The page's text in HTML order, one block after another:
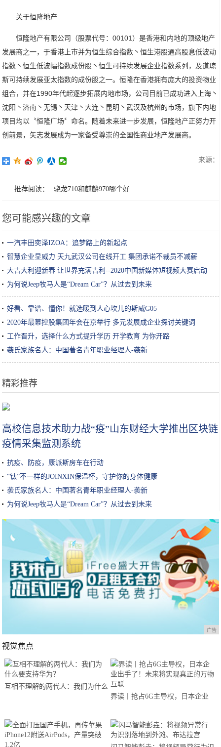
关于恒隆地产
恒隆地产有限公司（股票代号：00101）是香港和内地的顶级地产
发展商之一，于香港上市并为恒生综合指数丶恒生港股通高股息低波动
指数丶恒生低波幅指数成份股丶恒生可持续发展企业指数系列，及道琼
斯可持续发展亚太指数的成份股之一。恒隆在香港拥有庞大的投资物业
组合，并在1990年代起逐步拓展内地市场，公司目前已成功进入上海丶
沈阳丶济南丶无锡丶天津丶大连丶昆明丶武汉及杭州的市场，旗下内地
项目均以〝恒隆广场〞命名。随着未来进一步发展，恒隆地产正努力开
创前景，矢志发展成为一家备受尊崇的全国性商业地产发展商。
来源：
推荐阅读： 骁龙710和麒麟970哪个好
您可能感兴趣的文章
一汽丰田奕泽IZOA：追梦路上的新起点
智慧企业显威力 天九武汉公司在线开工 集团承诺不裁员不减薪
大吉大利迎新春 让世界充满吉利--2020中国新媒体短视频大赛启动
为何说Jeep牧马人是“Dream Car”？从过去到未来
好看、靠谱、懂你！就选暖到人心坎儿的斯威G05
2020年最幕控股集团年会在京举行 多元发展成企业探讨关键词
工作晋升，选择什么方式提升学历 开学教育 为你开路
袭氏家族名人：中国著名青年职业经理人-袭新
精彩推荐
高校信息技术助力战“疫”山东财经大学推出区块链
疫情采集监测系统
抗疫、防疫，康派斯房车在行动
“钛”不一样的JOINXIN保温杯，守护你的身体健康
袭氏家族名人：中国著名青年职业经理人-袭新
为何说Jeep牧马人是“Dream Car”？从过去到未来
广告
视觉焦点
互相不理解的两代人：我们为什么
界读丨抢占6G主导权，日本企业
联